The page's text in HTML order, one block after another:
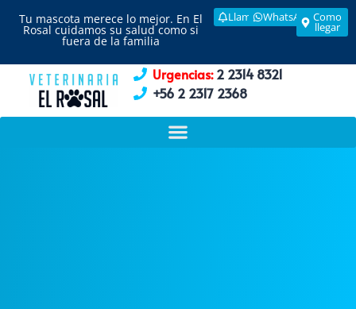
Tu mascota merece lo mejor. En El
Rosal cuidamos su salud como si
fuera de la familia
LlamarWhatsApp Como
llegar
Urgencias:2 2314 8321
+56 2 2317 2368